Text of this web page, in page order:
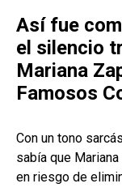
Así fue
el silencio
Mariana
Famosos
Con un tono
sabía que
en riesgo de